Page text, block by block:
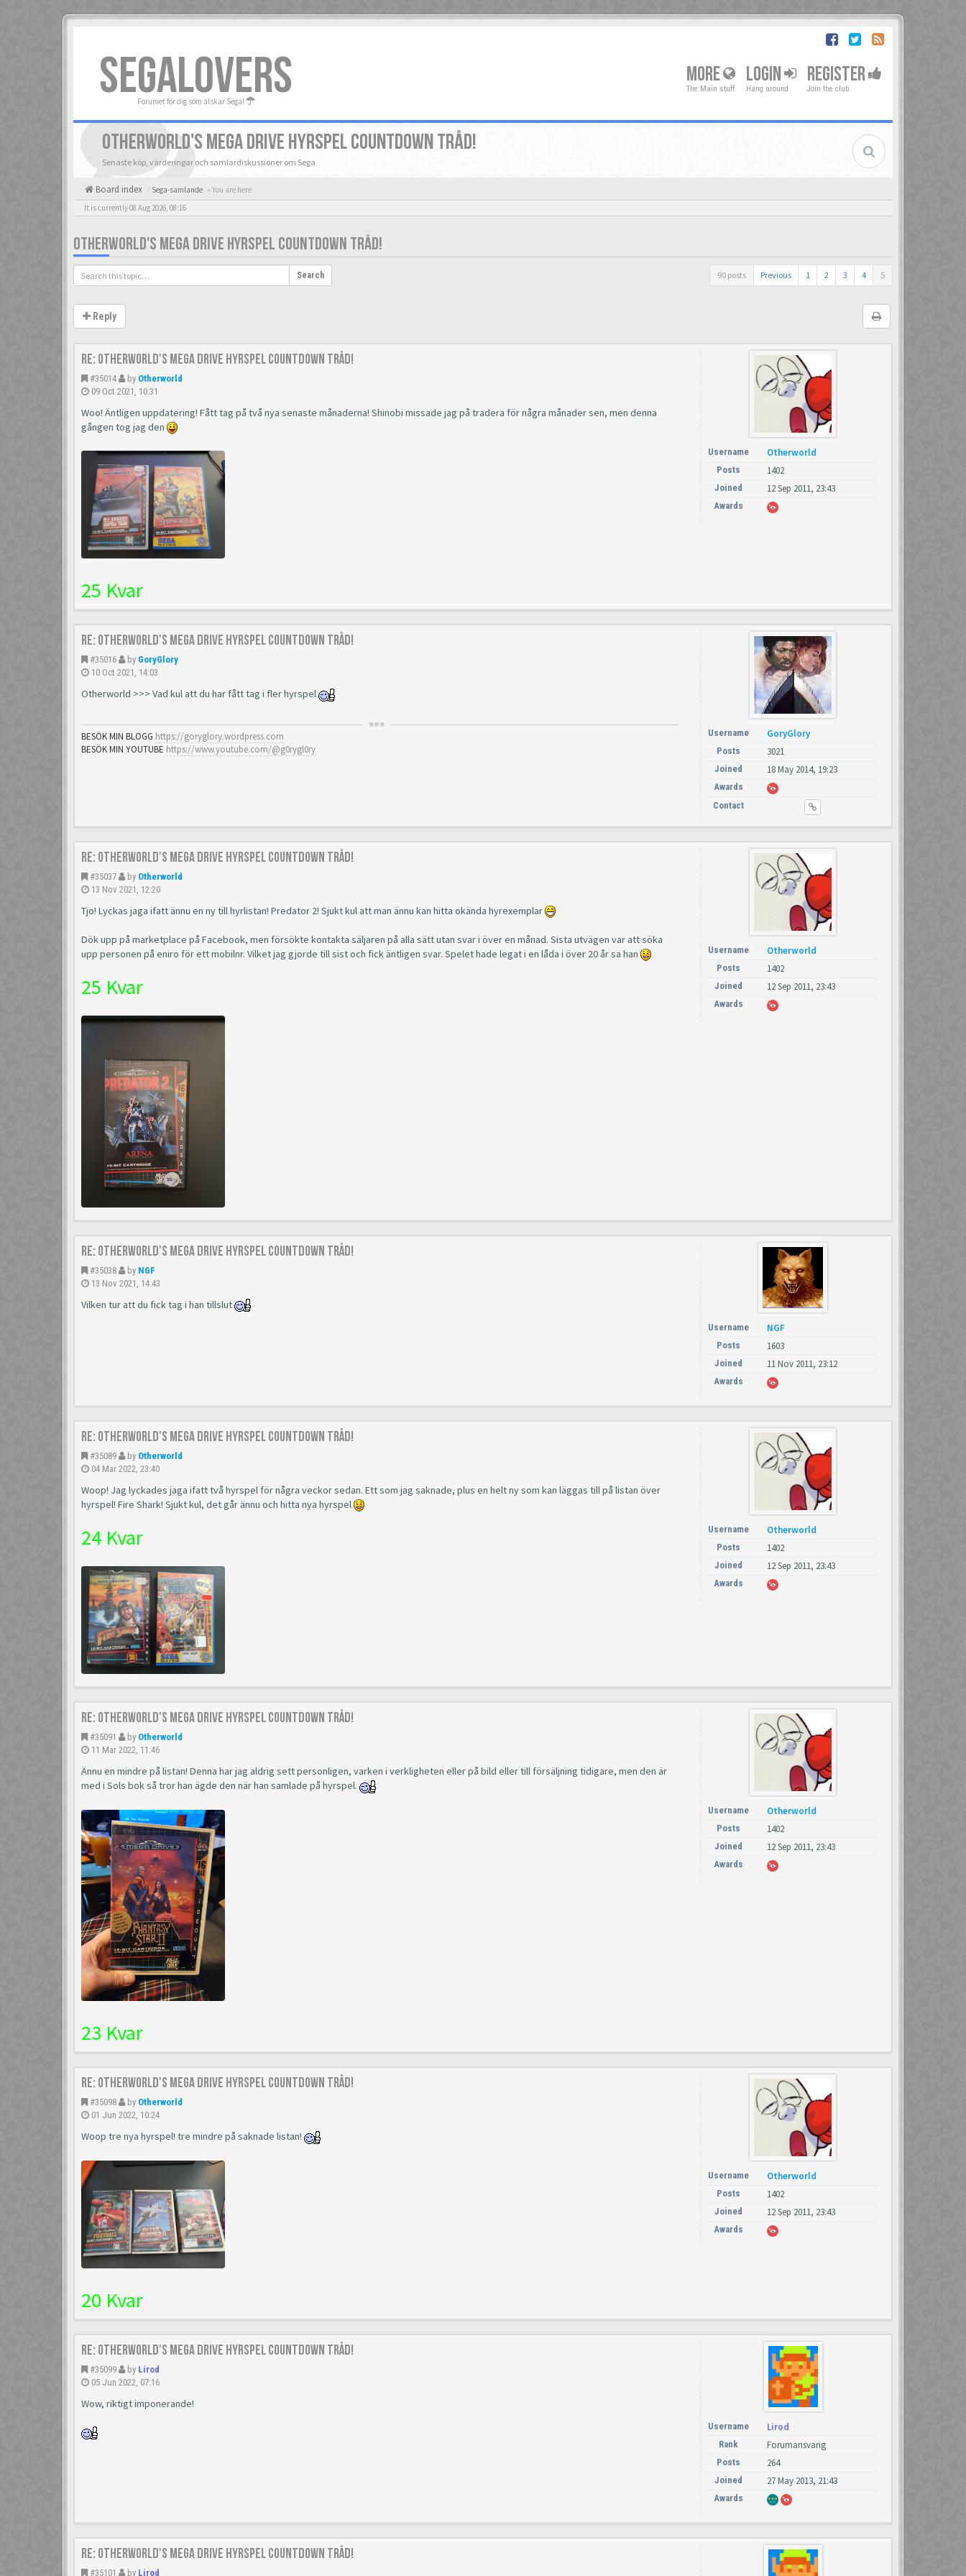
SEGALOVERS
Forumet för dig som älskar Sega!
MORE
The Main stuff
LOGIN
Hang around
REGISTER
Join the club
OTHERWORLD'S MEGA DRIVE HYRSPEL COUNTDOWN TRÅD!
Senaste köp, värderingar och samlardiskussioner om Sega
Board index Sega-samlande « You are here
It is currently 08 Aug 2026, 08:16
OTHERWORLD'S MEGA DRIVE HYRSPEL COUNTDOWN TRÅD!
Search 90 posts Previous 1 2 3 4 5
Reply
Re: Otherworld's Mega Drive Hyrspel Countdown Tråd!
#35014 by Otherworld
09 Oct 2021, 10:31
Woo! Äntligen uppdatering! Fått tag på två nya senaste månaderna! Shinobi missade jag på tradera för några månader sen, men denna
gången tog jag den
25 Kvar
Username Otherworld
Posts 1402
Joined 12 Sep 2011, 23:43
Awards
Re: Otherworld's Mega Drive Hyrspel Countdown Tråd!
#35016 by GoryGlory
10 Oct 2021, 14:03
Otherworld >>> Vad kul att du har fått tag i fler hyrspel
BESÖK MIN BLOGG https://goryglory.wordpress.com
BESÖK MIN YOUTUBE https://www.youtube.com/@g0rygl0ry
Username GoryGlory
Posts 3021
Joined 18 May 2014, 19:23
Awards
Contact
Re: Otherworld's Mega Drive Hyrspel Countdown Tråd!
#35037 by Otherworld
13 Nov 2021, 12:20
Tjo! Lyckas jaga ifatt ännu en ny till hyrlistan! Predator 2! Sjukt kul att man ännu kan hitta okända hyrexemplar
Dök upp på marketplace på Facebook, men försökte kontakta säljaren på alla sätt utan svar i över en månad. Sista utvägen var att söka
upp personen på eniro för ett mobilnr. Vilket jag gjorde till sist och fick äntligen svar. Spelet hade legat i en låda i över 20 år sa han
25 Kvar
Username Otherworld
Posts 1402
Joined 12 Sep 2011, 23:43
Awards
Re: Otherworld's Mega Drive Hyrspel Countdown Tråd!
#35038 by NGF
13 Nov 2021, 14:43
Vilken tur att du fick tag i han tillslut
Username NGF
Posts 1603
Joined 11 Nov 2011, 23:12
Awards
Re: Otherworld's Mega Drive Hyrspel Countdown Tråd!
#35089 by Otherworld
04 Mar 2022, 23:40
Woop! Jag lyckades jaga ifatt två hyrspel för några veckor sedan. Ett som jag saknade, plus en helt ny som kan läggas till på listan över
hyrspel! Fire Shark! Sjukt kul, det går ännu och hitta nya hyrspel
24 Kvar Username Otherworld
Posts 1402
Joined 12 Sep 2011, 23:43
Awards
Re: Otherworld's Mega Drive Hyrspel Countdown Tråd!
#35091 by Otherworld
11 Mar 2022, 11:46
Ännu en mindre på listan! Denna har jag aldrig sett personligen, varken i verkligheten eller på bild eller till försäljning tidigare, men den är
med i Sols bok så tror han ägde den när han samlade på hyrspel.
23 Kvar
Username Otherworld
Posts 1402
Joined 12 Sep 2011, 23:43
Awards
Re: Otherworld's Mega Drive Hyrspel Countdown Tråd!
#35098 by Otherworld
01 Jun 2022, 10:24
Woop tre nya hyrspel! tre mindre på saknade listan!
20 Kvar
Username Otherworld
Posts 1402
Joined 12 Sep 2011, 23:43
Awards
Re: Otherworld's Mega Drive Hyrspel Countdown Tråd!
#35099 by Lirod
05 Jun 2022, 07:16
Wow, riktigt imponerande!
Username Lirod
Rank Forumansvarig
Posts 264
Joined 27 May 2013, 21:43
Awards
Re: Otherworld's Mega Drive Hyrspel Countdown Tråd!
#35101 by Lirod